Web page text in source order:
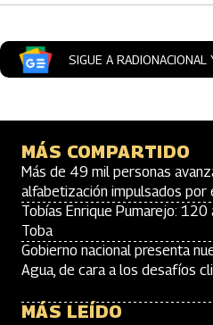
SIGUE A
MÁS COMPARTIDO
Más de 49 mil personas
alfabetización impulsados por
Tobías Enrique Pumarejo:
Toba
Gobierno nacional presenta
Agua, de cara a los desafíos
MÁS LEÍDO